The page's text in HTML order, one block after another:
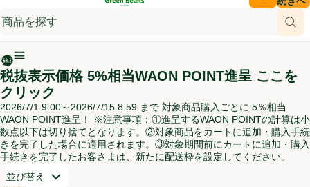
サポート・ヘルプ・お問い合わせ
(新しいウィンドウで開く) 商
メインメニュ―ボタン
税抜表示価格 5%相当WAON POINT進呈 ここを
クリック
2026/7/1 9:00～2026/7/15 8:59 まで 対象商品購入ごとに 5％相当
WAON POINT進呈！ ※注意事項：①進呈するWAON POINTの計算は小
数点以下は切り捨てとなります。②対象商品をカートに追加・購入手続
きを完了した場合に適用されます。③対象期間前にカートに追加・購入
手続きを完了したお客さまは、新たに配送枠を設定してください。
開いて並び替えオプションのリストを見る
並び替え